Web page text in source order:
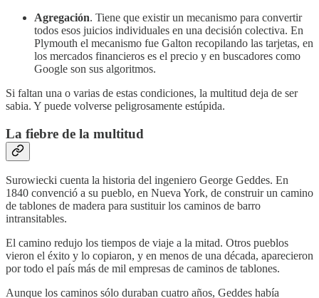
Agregación. Tiene que existir un mecanismo para convertir
todos esos juicios individuales en una decisión colectiva. En
Plymouth el mecanismo fue Galton recopilando las tarjetas, en
los mercados financieros es el precio y en buscadores como
Google son sus algoritmos.
Si faltan una o varias de estas condiciones, la multitud deja de ser
sabia. Y puede volverse peligrosamente estúpida.
La fiebre de la multitud
Surowiecki cuenta la historia del ingeniero George Geddes. En
1840 convenció a su pueblo, en Nueva York, de construir un camino
de tablones de madera para sustituir los caminos de barro
intransitables.
El camino redujo los tiempos de viaje a la mitad. Otros pueblos
vieron el éxito y lo copiaron, y en menos de una década, aparecieron
por todo el país más de mil empresas de caminos de tablones.
Aunque los caminos sólo duraban cuatro años, Geddes había